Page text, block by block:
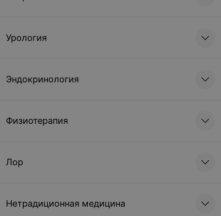
Урология
Эндокринология
Физиотерапия
Лор
Нетрадиционная медицина